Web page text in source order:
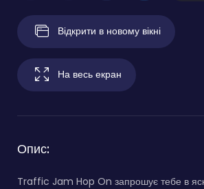
Відкрити в новому вікні
На весь екран
Опис:
Traffic Jam Hop On запрошує тебе в